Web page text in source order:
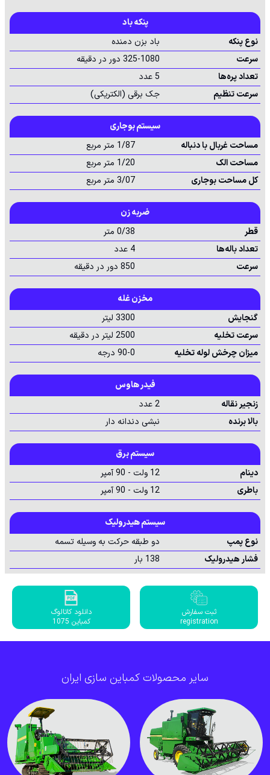
پنکه باد
نوع پنکه
باد بزن دمنده
سرعت
325-1080 دور در دقیقه
تعداد پره‌ها
5 عدد
سرعت تنظیم
جک برقی (الکتریکی)
سیستم بوجاری
مساحت غربال با دنباله
1/87 متر مربع
مساحت الک
1/20 متر مربع
کل مساحت بوجاری
3/07 متر مربع
ضربه زن
قطر
0/38 متر
تعداد باله‌ها
4 عدد
سرعت
850 دور در دقیقه
مخزن غله
گنجایش
3300 لیتر
سرعت تخلیه
2500 لیتر در دقیقه
میزان چرخش لوله تخلیه
90-0 درجه
فیدر هاوس
زنجیر نقاله
2 عدد
بالا برنده
نبشی دندانه دار
سیستم برق
دینام
12 ولت - 90 آمپر
باطری
12 ولت - 90 آمپر
سیستم هیدرولیک
نوع پمپ
دو طبقه حرکت به وسیله تسمه
فشار هیدرولیک
138 بار
ثبت سفارش
registration
دانلود کاتالوگ
کمباین 1075
سایر محصولات کمباین سازی ایران